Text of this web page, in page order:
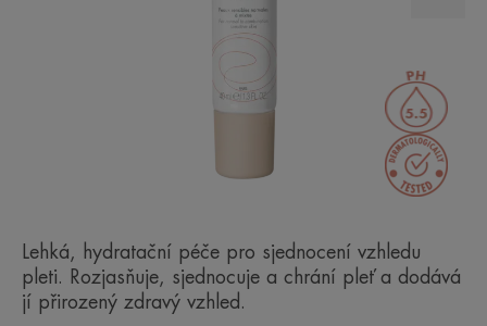
Lehká, hydratační péče pro sjednocení vzhledu
pleti. Rozjasňuje, sjednocuje a chrání pleť a dodává
jí přirozený zdravý vzhled.